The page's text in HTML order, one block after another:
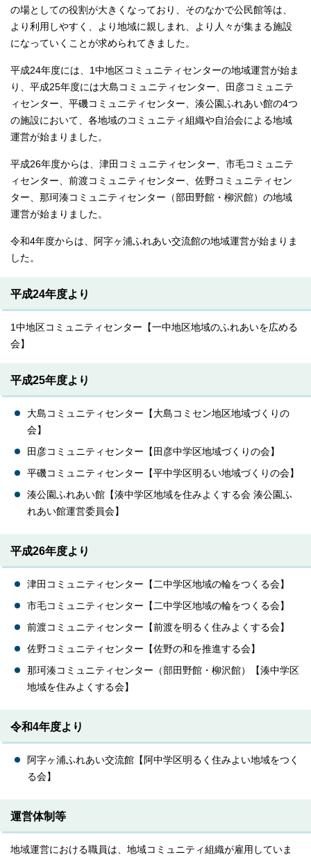
の場としての役割が大きくなっており、そのなかで公民館等は、
より利用しやすく、より地域に親しまれ、より人々が集まる施設
になっていくことが求められてきました。
平成24年度には、1中地区コミュニティセンターの地域運営が始ま
り、平成25年度には大島コミュニティセンター、田彦コミュニテ
ィセンター、平磯コミュニティセンター、湊公園ふれあい館の4つ
の施設において、各地域のコミュニティ組織や自治会による地域
運営が始まりました。
平成26年度からは、津田コミュニティセンター、市毛コミュニテ
ィセンター、前渡コミュニティセンター、佐野コミュニティセン
ター、那珂湊コミュニティセンター（部田野館・柳沢館）の地域
運営が始まりました。
令和4年度からは、阿字ヶ浦ふれあい交流館の地域運営が始まりま
した。
平成24年度より
1中地区コミュニティセンター【一中地区地域のふれあいを広める
会】
平成25年度より
大島コミュニティセンター【大島コミセン地区地域づくりの
会】
田彦コミュニティセンター【田彦中学区地域づくりの会】
平磯コミュニティセンター【平中学区明るい地域づくりの会】
湊公園ふれあい館【湊中学区地域を住みよくする会 湊公園ふ
れあい館運営委員会】
平成26年度より
津田コミュニティセンター【二中学区地域の輪をつくる会】
市毛コミュニティセンター【二中学区地域の輪をつくる会】
前渡コミュニティセンター【前渡を明るく住みよくする会】
佐野コミュニティセンター【佐野の和を推進する会】
那珂湊コミュニティセンター（部田野館・柳沢館）【湊中学区
地域を住みよくする会】
令和4年度より
阿字ヶ浦ふれあい交流館【阿中学区明るく住みよい地域をつく
る会】
運営体制等
地域運営における職員は、地域コミュニティ組織が雇用していま